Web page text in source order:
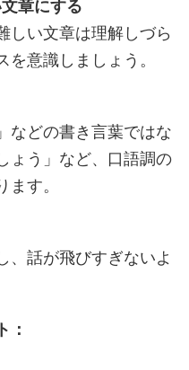
章にする
しい文章は理解しづら
を意識しましょう。
などの書き言葉ではな
ょう」など、口語調の
す。
、話が飛びすぎないよ
：